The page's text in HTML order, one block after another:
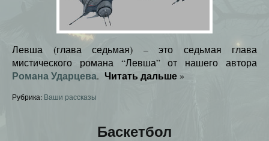
Левша (глава седьмая) – это седьмая глава
мистического романа “Левша” от нашего автора
Романа Ударцева. Читать дальше »
Рубрика: Ваши рассказы
Баскетбол